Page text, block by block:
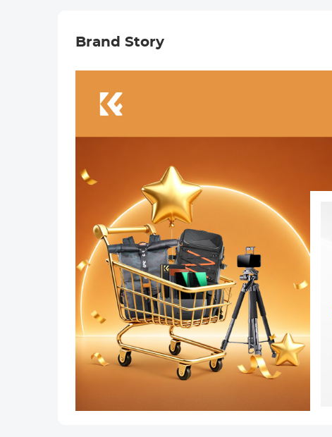
6KG voor
en Camcorder
Brand Story